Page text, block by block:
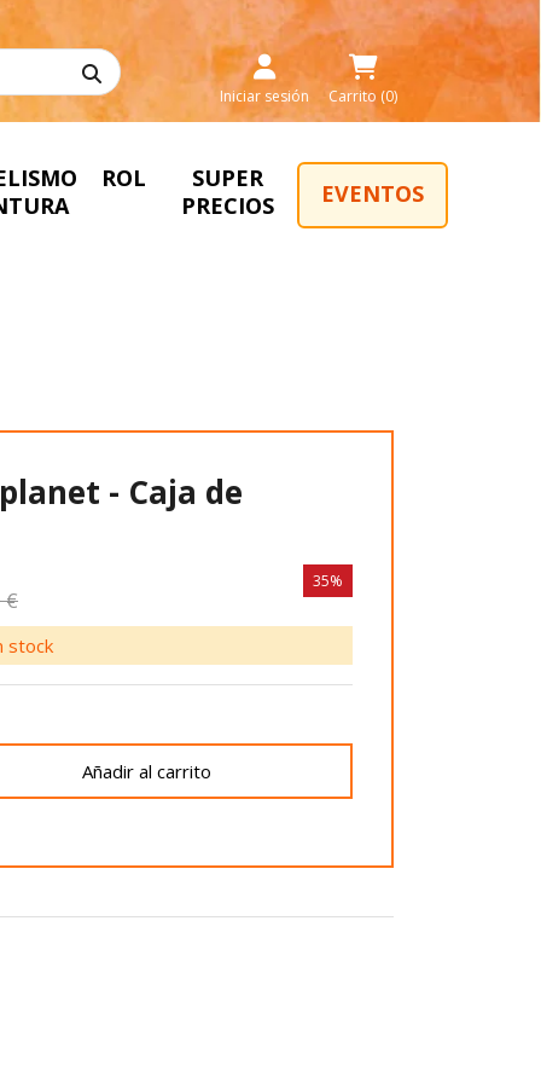
Iniciar sesión Carrito (0)
ROL
SUPER
PRECIOS
EVENTOS
- Caja de
€
35%
stock
Añadir al carrito